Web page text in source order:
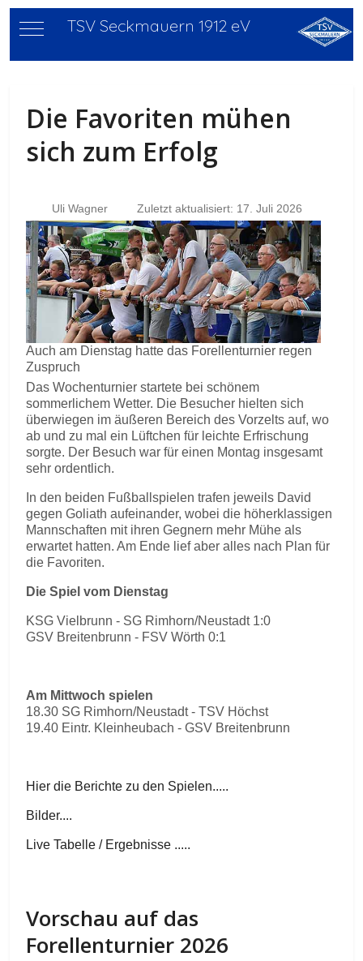
Mobile Menu Toggle
TSV Seckmauern 1912 eV
Die Favoriten mühen
sich zum Erfolg
Uli Wagner Zuletzt aktualisiert: 17. Juli 2026
Auch am Dienstag hatte das Forellenturnier regen
Zuspruch
Das Wochenturnier startete bei schönem
sommerlichem Wetter. Die Besucher hielten sich
überwiegen im äußeren Bereich des Vorzelts auf, wo
ab und zu mal ein Lüftchen für leichte Erfrischung
sorgte. Der Besuch war für einen Montag insgesamt
sehr ordentlich.
In den beiden Fußballspielen trafen jeweils David
gegen Goliath aufeinander, wobei die höherklassigen
Mannschaften mit ihren Gegnern mehr Mühe als
erwartet hatten. Am Ende lief aber alles nach Plan für
die Favoriten.
Die Spiel vom Dienstag
KSG Vielbrunn - SG Rimhorn/Neustadt 1:0
GSV Breitenbrunn - FSV Wörth 0:1
Am Mittwoch spielen
18.30 SG Rimhorn/Neustadt - TSV Höchst
19.40 Eintr. Kleinheubach - GSV Breitenbrunn
Hier die Berichte zu den Spielen.....
Bilder....
Live Tabelle / Ergebnisse .....
Vorschau auf das
Forellenturnier 2026